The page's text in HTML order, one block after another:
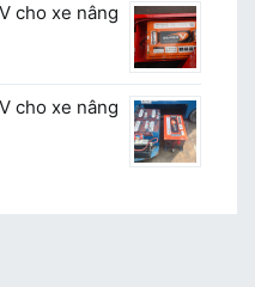
cho xe nâng
cho xe nâng